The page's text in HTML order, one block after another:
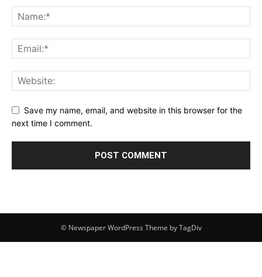
Save my name, email, and website in this browser for the
next time I comment.
© Newspaper WordPress Theme by TagDiv